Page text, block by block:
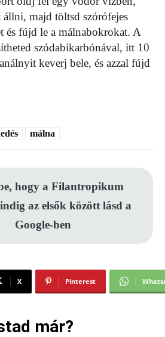
majd töltsd szórófejes
és fújd le a málnabokrokat. A
szódabikarbónával, itt 10
keverj bele, és azzal fújd
málna
hogy a Filantropikum
az elsők között lásd a
Google-ben
X Pinterest
már?